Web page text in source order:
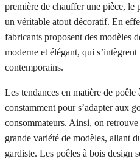
première de chauffer une pièce, le
un véritable atout décoratif. En
fabricants proposent des modèles
moderne et élégant, qui
contemporains.
Les tendances en matière de
constamment pour s’adapter aux
consommateurs. Ainsi, on
grande variété de modèles, allant
gardiste. Les poêles à bois design